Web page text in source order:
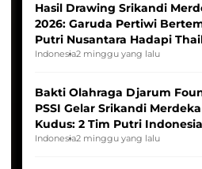
Hasil Drawing Srikandi
2026: Garuda Pertiwi
Putri Nusantara Hadapi
Indonesia2 minggu yang lalu
Bakti Olahraga Djarum
PSSI Gelar Srikandi
Kudus: 2 Tim Putri
Tim Asia
Indonesia2 minggu yang lalu